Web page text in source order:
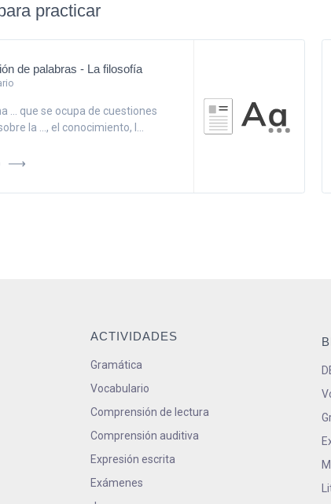
practicar
de palabras - La filosofía
... que se ocupa de cuestiones
la ..., el conocimiento, l...
ACTIVIDADES
Gramática
Vocabulario
Comprensión de lectura
Comprensión auditiva
Expresión escrita
Exámenes